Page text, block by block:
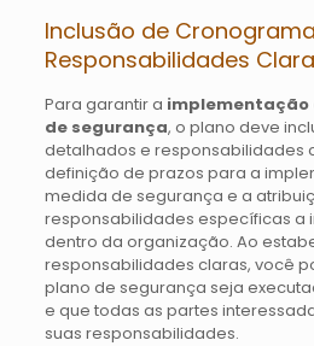
Inclusão de
Responsabilidades
Para garantir a implementação
de segurança, o plano deve
detalhados e responsabilidades
definição de prazos para a
medida de segurança e a
responsabilidades específicas a
dentro da organização. Ao
responsabilidades claras, você
plano de segurança seja
e que todas as partes
suas responsabilidades.